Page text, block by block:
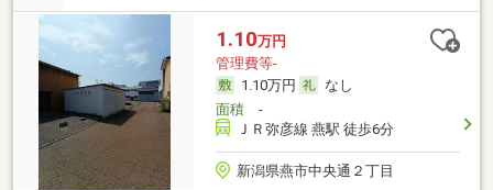
1.10万円
管理費等-
1.10万円
なし
面積-
ＪＲ弥彦線 燕駅 徒歩6分
新潟県燕市中央通２丁目